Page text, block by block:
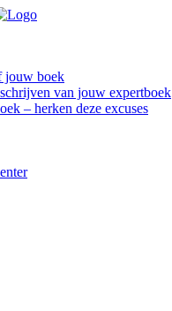
jouw boek
van jouw expertboek
– herken deze excuses